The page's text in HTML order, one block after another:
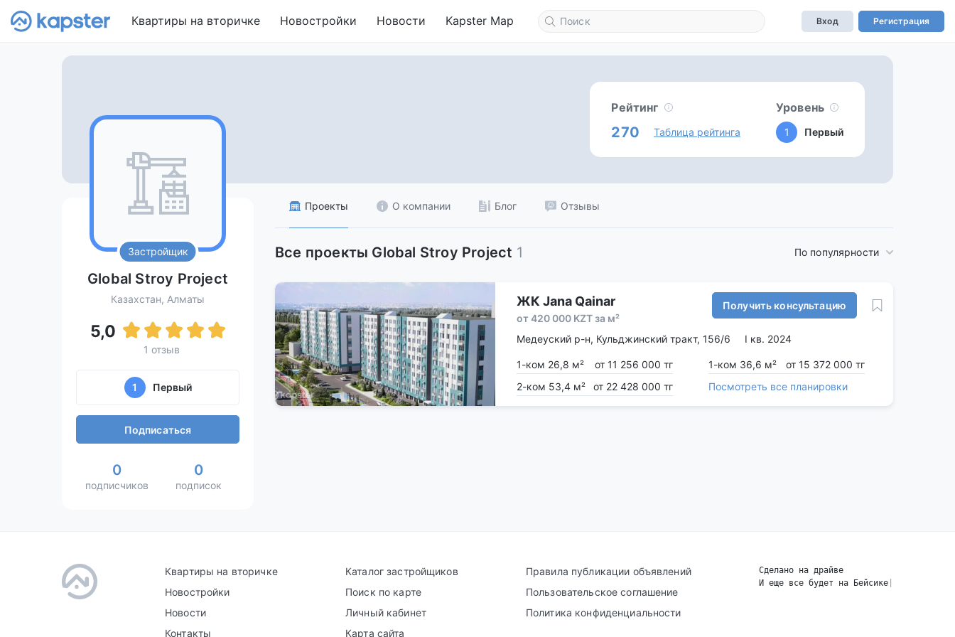
Квартиры на вторичке Новостройки Новости Kapster Map Вход Регистрация
Рейтинг
270 Таблица рейтинга
Уровень
1 Первый
Застройщик
Global Stroy Project
Казахстан, Алматы
5,0
1 отзыв
1 Первый
Подписаться
0
подписчиков
0
подписок
Проекты О компании Блог Отзывы
Все проекты Global Stroy Project 1 По популярности
ЖК Jana Qainar
от 420 000 KZT за м²
Получить консультацию
Медеуский р-н, Кульджинский тракт, 156/6 I кв. 2024
1-ком 26,8 м² от 11 256 000 тг 1-ком 36,6 м²
от 15 372 000 тг
2-ком 53,4 м²
от 22 428 000 тг Посмотреть все планировки
Квартиры на вторичке
Новостройки
Новости
Контакты
Каталог застройщиков
Поиск по карте
Личный кабинет
Карта сайта
Правила публикации объявлений
Пользовательское соглашение
Политика конфиденциальности
Сделано на драйве
И еще все будет на Бейсике